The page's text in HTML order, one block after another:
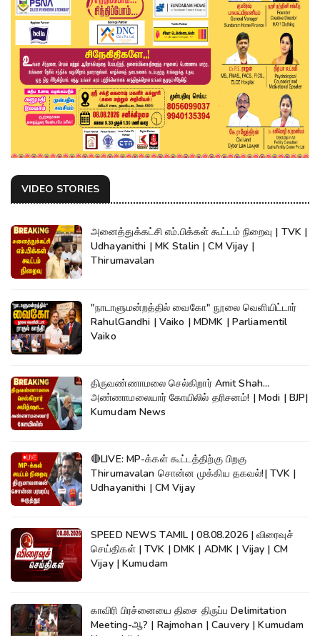
VIDEO STORIES
அனைத்துக்கட்சி எம்.பிக்கள் கூட்டம் நிறைவு | TVK |
Udhayanithi | MK Stalin | CM Vijay |
Thirumavalan
"நாடாளுமன்றத்தில் வைகோ" நூலை வெளியிட்டார்
RahulGandhi | Vaiko | MDMK | Parliamentil
Vaiko
திருவண்ணாமலை செல்கிறார் Amit Shah...
அண்ணாமலையார் கோயிலில் தரிசனம்! | Modi | BJP|
Kumudam News
🔴LIVE: MP-க்கள் கூட்டத்திற்கு பிறகு
Thirumavalan சொன்ன முக்கிய தகவல்!| TVK |
Udhayanithi | CM Vijay
SPEED NEWS TAMIL | 08.08.2026 | விரைவுச்
செய்திகள் | TVK | DMK | ADMK | Vijay | CM
Vijay | Kumudam
காவிரி பிரச்னையை திசை திருப்ப Delimitation
Meeting-ஆ? | Rajmohan | Cauvery | Kumudam